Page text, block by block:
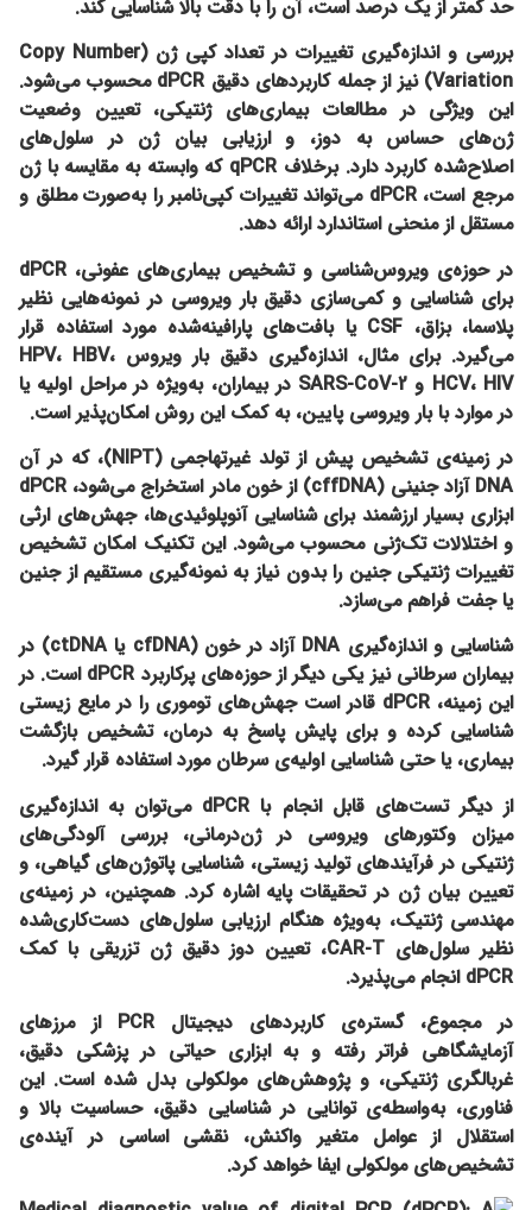
حد کمتر از یک درصد است، آن را با دقت بالا شناسایی کند.
بررسی و اندازه‌گیری تغییرات در تعداد کپی ژن (Copy Number
Variation)
نیز از جمله کاربردهای دقیق dPCR محسوب می‌شود.
این ویژگی در مطالعات بیماری‌های ژنتیکی، تعیین وضعیت
ژن‌های حساس به دوز، و ارزیابی بیان ژن در سلول‌های
اصلاح‌شده کاربرد دارد. برخلاف qPCR که وابسته به مقایسه با ژن
مرجع است، dPCR می‌تواند تغییرات کپی‌نامبر را به‌صورت مطلق و
مستقل از منحنی استاندارد ارائه دهد.
در حوزه‌ی ویروس‌شناسی و تشخیص بیماری‌های عفونی ، dPCR
برای شناسایی و کمی‌سازی دقیق بار ویروسی در نمونه‌هایی نظیر
پلاسما، بزاق، CSF یا بافت‌های پارافینه‌شده مورد استفاده قرار
می‌گیرد. برای مثال، اندازه‌گیری دقیق بار ویروس HPV، HBV،
HCV، HIV و SARS-CoV-2 در بیماران، به‌ویژه در مراحل اولیه یا
در موارد با بار ویروسی پایین، به کمک این روش امکان‌پذیر است.
در زمینه‌یتشخیص پیش از تولد غیرتهاجمی (NIPT)
، که در آن
DNA آزاد جنینی (cffDNA) از خون مادر استخراج می‌شود، dPCR
ابزاری بسیار ارزشمند برای شناسایی آنوپلوئیدی‌ها، جهش‌های ارثی
و اختلالات تک‌ژنی محسوب می‌شود. این تکنیک امکان تشخیص
تغییرات ژنتیکی جنین را بدون نیاز به نمونه‌گیری مستقیم از جنین
یا جفت فراهم می‌سازد.
شناسایی و اندازه‌گیری DNA آزاد در خون (cfDNA یا ctDNA)
در
بیماران سرطانی نیز یکی دیگر از حوزه‌های پرکاربرد dPCR است. در
این زمینه، dPCR قادر است جهش‌های توموری را در مایع زیستی
شناسایی کرده و برای پایش پاسخ به درمان، تشخیص بازگشت
بیماری، یا حتی شناسایی اولیه‌ی سرطان مورد استفاده قرار گیرد.
از دیگر تست‌های قابل انجام با dPCR می‌توان به
اندازه‌گیری
میزان وکتورهای ویروسی در ژن‌درمانی، بررسی آلودگی‌های
ژنتیکی در فرآیندهای تولید زیستی، شناسایی پاتوژن‌های گیاهی، و
تعیین بیان ژن در تحقیقات پایه اشاره کرد. همچنین، در زمینه‌ی
مهندسی ژنتیک، به‌ویژه هنگام ارزیابی سلول‌های دست‌کاری‌شده
نظیر سلول‌های CAR-T، تعیین دوز دقیق ژن تزریقی با کمک
dPCR انجام می‌پذیرد.
در مجموع، گستره‌ی کاربردهای دیجیتال PCR از مرزهای
آزمایشگاهی فراتر رفته و به ابزاری حیاتی در پزشکی دقیق،
غربالگری ژنتیکی، و پژوهش‌های مولکولی بدل شده است. این
فناوری، به‌واسطه‌ی توانایی در شناسایی دقیق، حساسیت بالا و
استقلال از عوامل متغیر واکنش، نقشی اساسی در آینده‌ی
تشخیص‌های مولکولی ایفا خواهد کرد.